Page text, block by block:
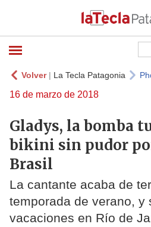
Volver| La Tecla Patagonia
16 de marzo de 2018
Gladys, la bomba
bikini sin pudor
Brasil
La cantante acaba de
temporada de verano, y
vacaciones en Río de